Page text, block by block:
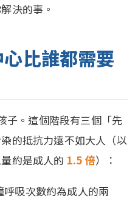
決的事。
比誰都需要
子。這個階段有三個「先
的抵抗力遠不如大人（以
約是成人的 1.5 倍）：
吸次數約為成人的兩